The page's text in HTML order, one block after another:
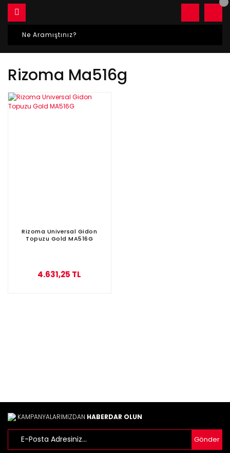
Rizoma Ma516g
Rizoma Universal Gidon
Topuzu Gold MA516G
4.631,25 TL
KAMPANYALARIMIZDAN HABERDAR OLUN
Gönder